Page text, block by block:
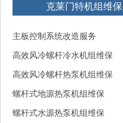
克莱门特机组维保
主板控制系统改造服务
高效风冷螺杆冷水机组维保
高效风冷螺杆热泵机组维保
螺杆式地源热泵机组维保
螺杆式水源热泵机组维保